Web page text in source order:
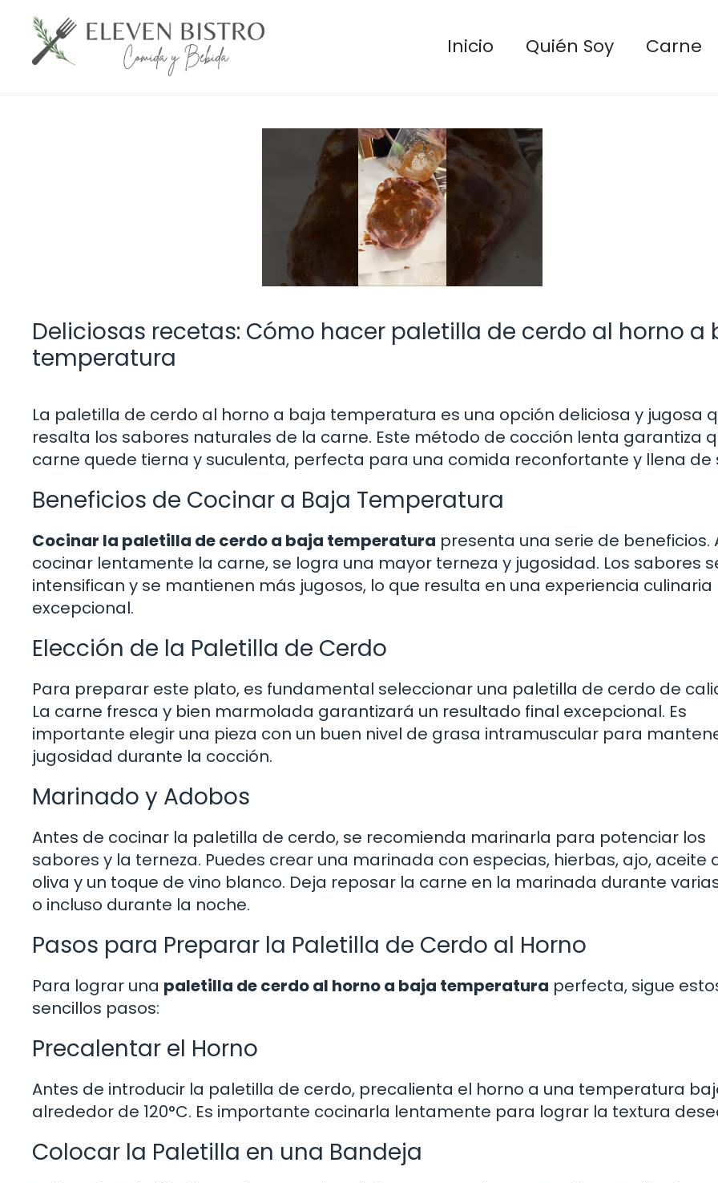
Saltar
contenido
Inicio Quién Soy Carne
Deliciosas recetas: Cómo hacer paletilla de cerdo al horno a
temperatura
La paletilla de cerdo al horno a baja temperatura es una opción deliciosa y jugosa
resalta los sabores naturales de la carne. Este método de cocción lenta garantiza
carne quede tierna y suculenta, perfecta para una comida reconfortante y llena de
Beneficios de Cocinar a Baja Temperatura
Cocinar la paletilla de cerdo a baja temperatura presenta una serie de beneficios.
cocinar lentamente la carne, se logra una mayor terneza y jugosidad. Los sabores
intensifican y se mantienen más jugosos, lo que resulta en una experiencia culinaria
excepcional.
Elección de la Paletilla de Cerdo
Para preparar este plato, es fundamental seleccionar una paletilla de cerdo de
La carne fresca y bien marmolada garantizará un resultado final excepcional. Es
importante elegir una pieza con un buen nivel de grasa intramuscular para
jugosidad durante la cocción.
Marinado y Adobos
Antes de cocinar la paletilla de cerdo, se recomienda marinarla para potenciar los
sabores y la terneza. Puedes crear una marinada con especias, hierbas, ajo, aceite
oliva y un toque de vino blanco. Deja reposar la carne en la marinada durante
o incluso durante la noche.
Pasos para Preparar la Paletilla de Cerdo al Horno
Para lograr una paletilla de cerdo al horno a baja temperatura perfecta, sigue
sencillos pasos:
Precalentar el Horno
Antes de introducir la paletilla de cerdo, precalienta el horno a una temperatura
alrededor de 120°C. Es importante cocinarla lentamente para lograr la textura
Colocar la Paletilla en una Bandeja